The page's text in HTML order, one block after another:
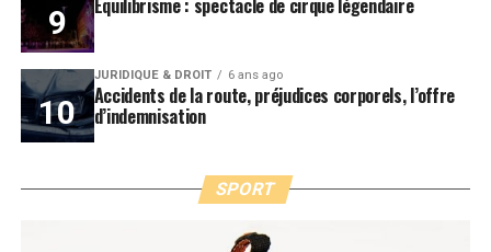
Équilibrisme : spectacle de cirque légendaire
JURIDIQUE & DROIT 6 ans ago
Accidents de la route, préjudices corporels, l’offre
d’indemnisation
SPORT